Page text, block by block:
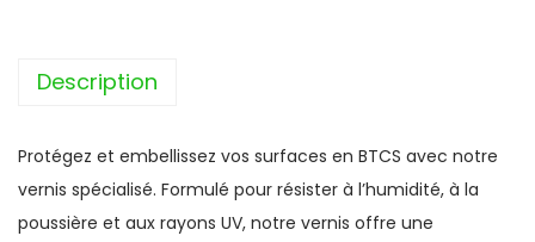
Description
Protégez et embellissez vos surfaces en BTCS avec notre
vernis spécialisé. Formulé pour résister à l’humidité, à la
poussière et aux rayons UV, notre vernis offre une